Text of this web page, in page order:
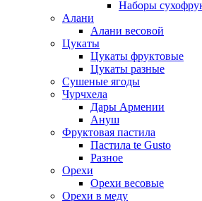
Наборы
Алани
Алани весовой
Цукаты
Цукаты фруктовые
Цукаты разные
Сушеные ягоды
Чурчхела
Дары Армении
Ануш
Фруктовая пастила
Пастила te Gusto
Разное
Орехи
Орехи весовые
Орехи в меду